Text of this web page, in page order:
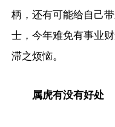
柄，还有可能给自己
士，今年难免有事业
滞之烦恼。
属虎有没有好处